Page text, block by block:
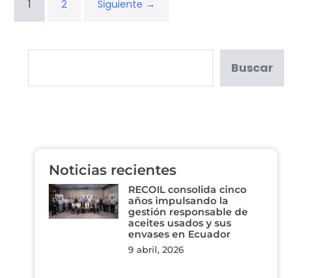
1 2 Siguiente →
Buscar
Noticias recientes
RECOIL consolida cinco
años impulsando la
gestión responsable de
aceites usados y sus
envases en Ecuador
9 abril, 2026